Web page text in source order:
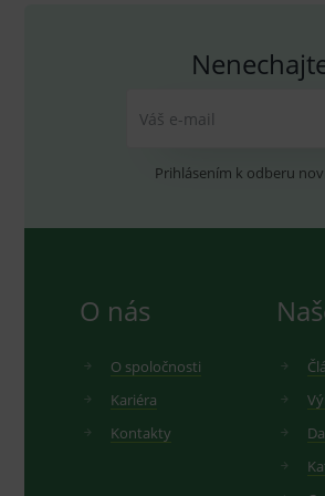
Váš e-mail
Prihlásením k odberu
O nás
O spoločnosti
Kariéra
Kontakty